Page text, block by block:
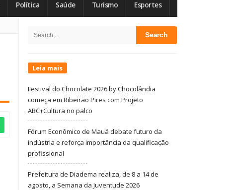
Política Saúde Turismo Esportes
Sidebar
Search
Leia mais
Festival do Chocolate 2026 by Chocolândia
começa em Ribeirão Pires com Projeto
ABC+Cultura no palco
Fórum Econômico de Mauá debate futuro da
indústria e reforça importância da qualificação
profissional
Prefeitura de Diadema realiza, de 8 a 14 de
agosto, a Semana da Juventude 2026